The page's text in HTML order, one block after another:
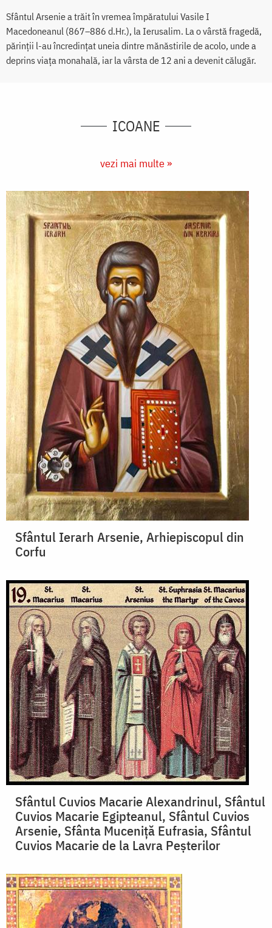
Sfântul Arsenie a trăit în vremea împăratului Vasile I
Macedoneanul (867–886 d.Hr.), la Ierusalim. La o vârstă fragedă,
părinții l-au încredințat uneia dintre mănăstirile de acolo, unde a
deprins viața monahală, iar la vârsta de 12 ani a devenit călugăr.
ICOANE
vezi mai multe »
Sfântul Ierarh Arsenie, Arhiepiscopul din
Corfu
Sfântul Cuvios Macarie Alexandrinul, Sfântul
Cuvios Macarie Egipteanul, Sfântul Cuvios
Arsenie, Sfânta Muceniță Eufrasia, Sfântul
Cuvios Macarie de la Lavra Peșterilor